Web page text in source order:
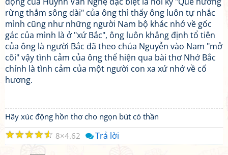
rừng thẳm sông dài" của ông thì thấy ông luôn tự nhắc
mình cũng như những người Nam bộ khác nhớ về gốc
gác của mình là ở "xứ Bắc", ông luôn khẳng định tổ tiên
của ông là người Bắc đã theo chúa Nguyễn vào Nam "mở
cõi" vậy tình cảm của ông thể hiện qua bài thơ Nhớ Bắc
chính là tình cảm của một người con xa xứ nhớ về cố
hương.
Hãy xúc động hồn thơ cho ngọn bút có thần
☆
☆
☆
☆
☆ 8 4.62 Trả lời